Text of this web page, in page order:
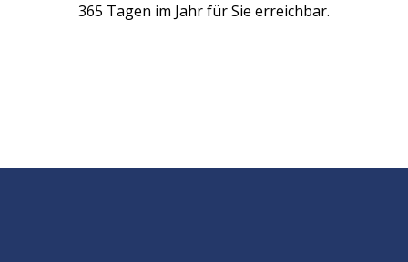
365 Tagen im Jahr für Sie erreichbar.